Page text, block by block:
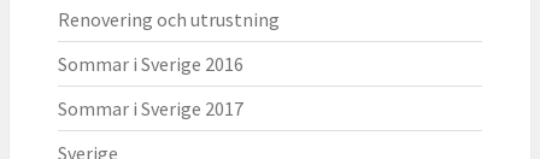
Renovering och utrustning
Sommar i Sverige 2016
Sommar i Sverige 2017
Sverige